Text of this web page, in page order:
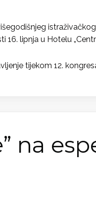
lipnja u Hotelu
tijekom 12.
na